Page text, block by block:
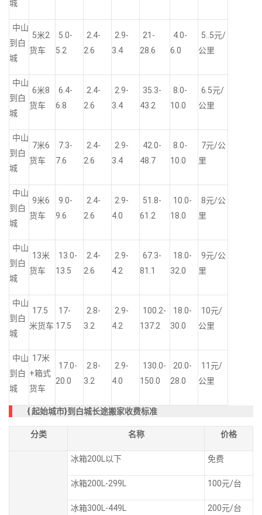
城
中山
到白
城
5米2
货车
5.0-
5.2
2.4-
2.6
2.9-
3.4
21-
28.6
4.0-
6.0
5..5元/
公里
中山
到白
城
6米8
货车
6.4-
6.8
2.4-
2.6
2.9-
3.4
35.3-
43.2
8.0-
10.0
6.5元/
公里
中山
到白
城
7米6
货车
7.3-
7.6
2.4-
2.6
2.9-
3.4
42.0-
48.7
8.0-
10.0
7元/公
里
中山
到白
城
9米6
货车
9.0-
9.6
2.4-
2.6
2.9-
4.0
51.8-
61.2
10.0-
18.0
8元/公
里
中山
到白
城
13米
货车
13.0-
13.5
2.4-
2.6
2.9-
4.2
67.3-
81.1
18.0-
32.0
9元/公
里
中山
到白
城
17.5
米货车
17-
17.5
2.8-
3.2
2.9-
4.2
100.2-
137.2
18.0-
30.0
10元/
公里
中山
到白
城
17米
+箱式
货车
17.0-
20.0
2.8-
3.2
2.9-
4.0
130.0-
150.0
20.0-
28.0
11元/
公里
{ 起始城市}到白城长途搬家收费标准
分类 名称 价格
冰箱200L以下 免费
冰箱200L-299L 100元/台
冰箱300L-449L 200元/台